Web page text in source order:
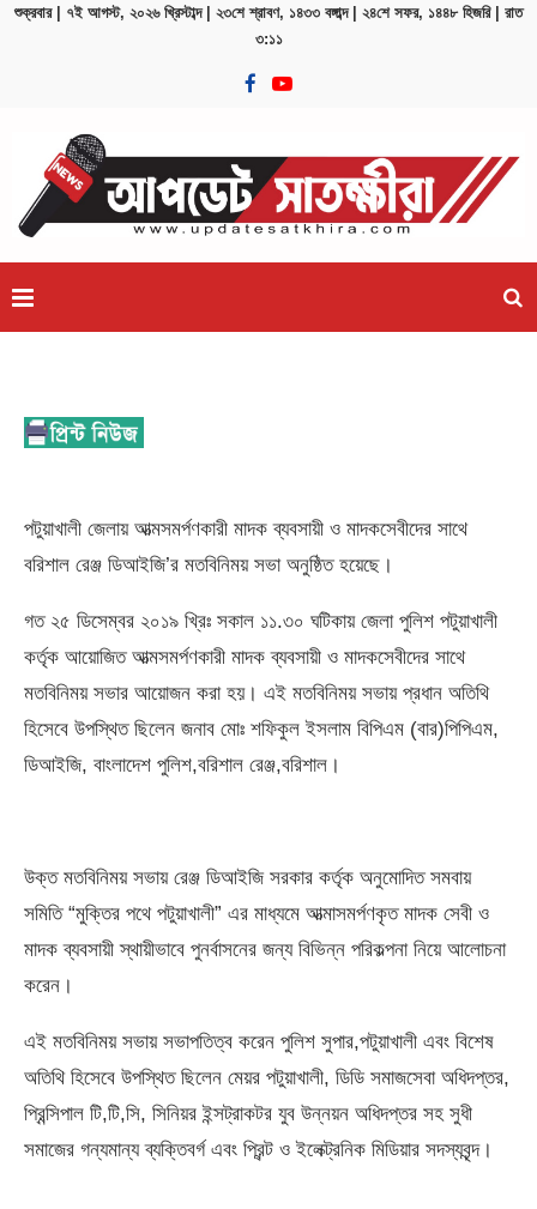
শুক্রবার | ৭ই আগস্ট, ২০২৬ খ্রিস্টাব্দ | ২৩শে শ্রাবণ, ১৪৩৩ বঙ্গাব্দ | ২৪শে সফর, ১৪৪৮ হিজরি | রাত
৩:১১
পটুয়াখালী জেলায় আত্মসমর্পণকারী মাদক ব্যবসায়ী ও মাদকসেবীদের সাথে
বরিশাল রেঞ্জ ডিআই‌জি’র মতবিনিময় সভা অনুষ্ঠিত হয়েছে।
গত ২৫ ডিসেম্বর ২০১৯ খ্রিঃ সকাল ১১.৩০ ঘটিকায় জেলা পুলিশ পটুয়াখালী
কর্তৃক আয়োজিত আত্মসমর্পণকারী মাদক ব্যবসায়ী ও মাদকসেবীদের সাথে
মতবিনিময় সভার আয়োজন করা হয়। এই মতবিনিময় সভায় প্রধান অতিথি
হিসেবে উপস্থিত ছিলেন জনাব মোঃ শফিকুল ইসলাম বিপিএম (বার)পিপিএম,
ডিআইজি, বাংলাদেশ পুলিশ,বরিশাল রেঞ্জ,বরিশাল।
উক্ত মতবিনিময় সভায় রেঞ্জ ডিআইজি সরকার কর্তৃক অনুমোদিত সমবায়
সমিতি “মুক্তির পথে পটুয়াখালী” এর মাধ্যমে আত্মাসমর্পণকৃত মাদক সেবী ও
মাদক ব্যবসায়ী স্থায়ীভাবে পুনর্বাসনের জন্য বিভিন্ন পরিকল্পনা নিয়ে আলোচনা
করেন।
এই মতবিনিময় সভায় সভাপতিত্ব করেন পুলিশ সুপার,পটুয়াখালী এবং বিশেষ
অতিথি হিসেবে উপস্থিত ছিলেন মেয়র পটুয়াখালী, ডিডি সমাজসেবা অধিদপ্তর,
প্রিন্সিপাল টি,টি,সি, সিনিয়র ইন্সট্রাকটর যুব উন্নয়ন অধিদপ্তর সহ সুধী
সমাজের গন্যমান্য ব্যক্তিবর্গ এবং প্রিন্ট ও ইলেক্ট্রনিক মিডিয়ার সদস্যবৃন্দ।